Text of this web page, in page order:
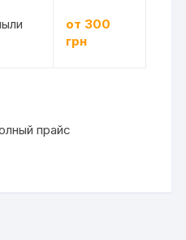
от 300
грн
прайс